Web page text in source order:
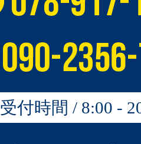
受付時間 / 8:00 -